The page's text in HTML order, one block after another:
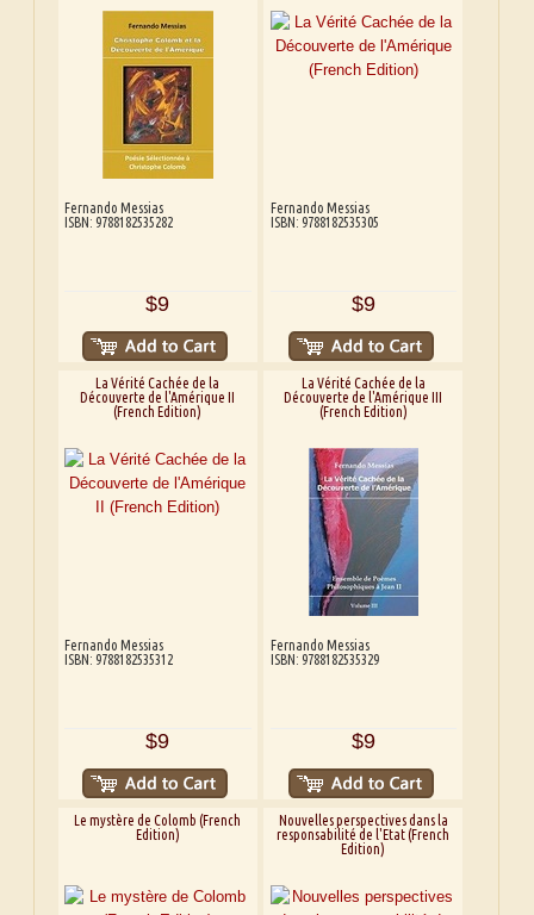
Fernando Messias
ISBN: 9788182535282
$9
Fernando Messias
ISBN: 9788182535305
$9
La Vérité Cachée de la
Découverte de l'Amérique II
(French Edition)
Fernando Messias
ISBN: 9788182535312
$9
La Vérité Cachée de la
Découverte de l'Amérique III
(French Edition)
Fernando Messias
ISBN: 9788182535329
$9
Le mystère de Colomb (French
Edition)
Nouvelles perspectives dans la
responsabilité de l'Etat (French
Edition)